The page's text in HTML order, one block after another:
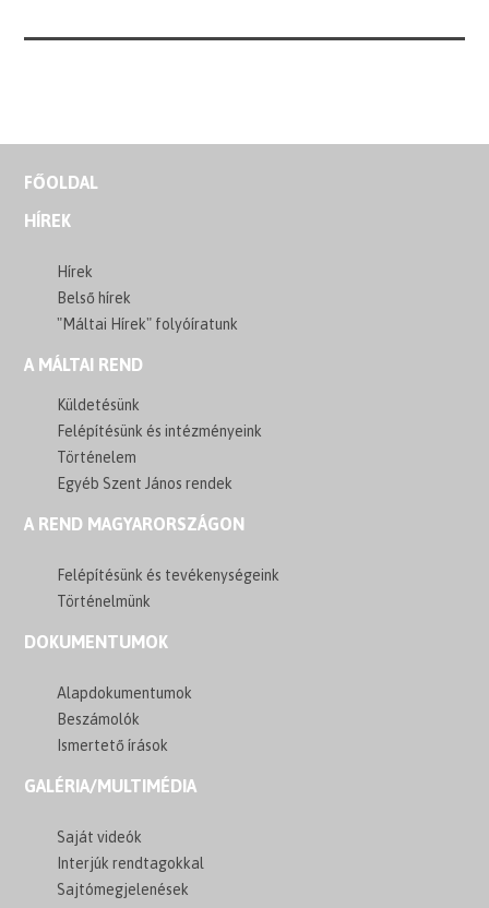
FŐOLDAL
HÍREK
Hírek
Belső hírek
"Máltai Hírek" folyóíratunk
A MÁLTAI REND
Küldetésünk
Felépítésünk és intézményeink
Történelem
Egyéb Szent János rendek
A REND MAGYARORSZÁGON
Felépítésünk és tevékenységeink
Történelmünk
DOKUMENTUMOK
Alapdokumentumok
Beszámolók
Ismertető írások
GALÉRIA/MULTIMÉDIA
Saját videók
Interjúk rendtagokkal
Sajtómegjelenések